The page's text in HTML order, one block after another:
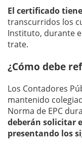
El certificado
transcurridos los
Instituto, durante
trate.
¿Cómo debe
Los Contadores
mantenido
Norma de EPC
deberán solicitar
presentando los